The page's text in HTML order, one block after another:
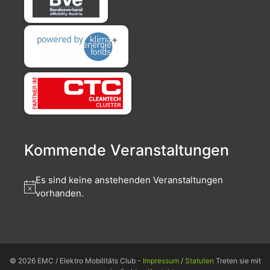
Kommende Veranstaltungen
Es sind keine anstehenden Veranstaltungen
vorhanden.
© 2026 EMC / Elektro Mobilitäts Club - Impressum/ Statuten Treten sie mit